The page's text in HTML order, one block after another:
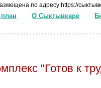
по адресу https://
О Сыктывкаре
"Готов к